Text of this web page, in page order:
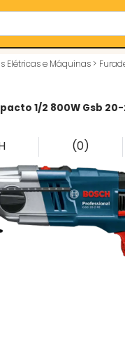
Elétricas e Máquinas >
1/2 800W Gsb 20-
(0)